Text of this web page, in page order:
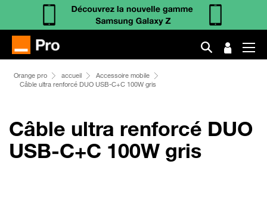
Orange pro accueil
Accessoire mobile
Câble ultra renforcé DUO USB-C+C 100W gris
Câble ultra renforcé DUO
USB-C+C 100W gris